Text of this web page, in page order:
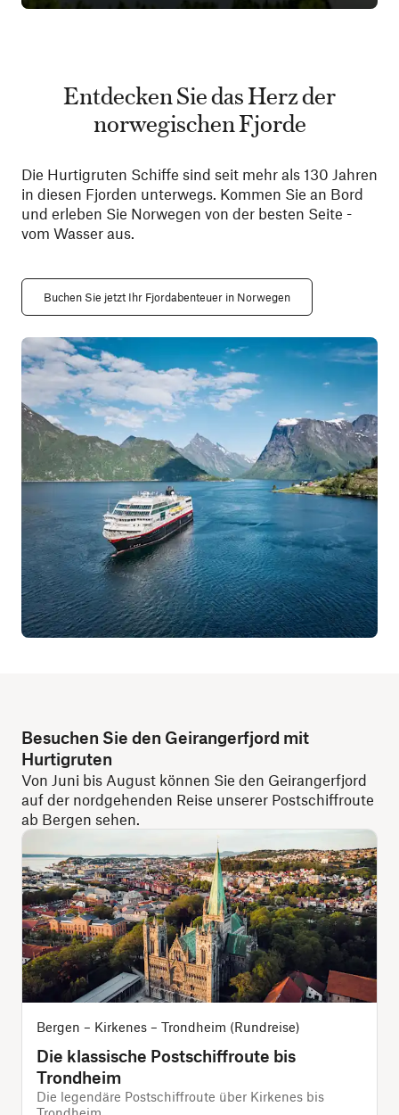
Entdecken Sie das Herz der
norwegischen Fjorde
Die Hurtigruten Schiffe sind seit mehr als 130 Jahren
in diesen Fjorden unterwegs. Kommen Sie an Bord
und erleben Sie Norwegen von der besten Seite -
vom Wasser aus.
Buchen Sie jetzt Ihr Fjordabenteuer in Norwegen
Besuchen Sie den Geirangerfjord mit
Hurtigruten
Von Juni bis August können Sie den Geirangerfjord
auf der nordgehenden Reise unserer Postschiffroute
ab Bergen sehen.
Bergen – Kirkenes – Trondheim (Rundreise)
Die klassische Postschiffroute bis
Trondheim
Die legendäre Postschiffroute über Kirkenes bis